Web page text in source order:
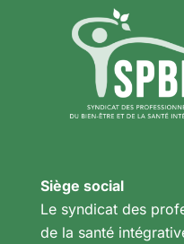
Siège social
Le syndicat des
de la santé